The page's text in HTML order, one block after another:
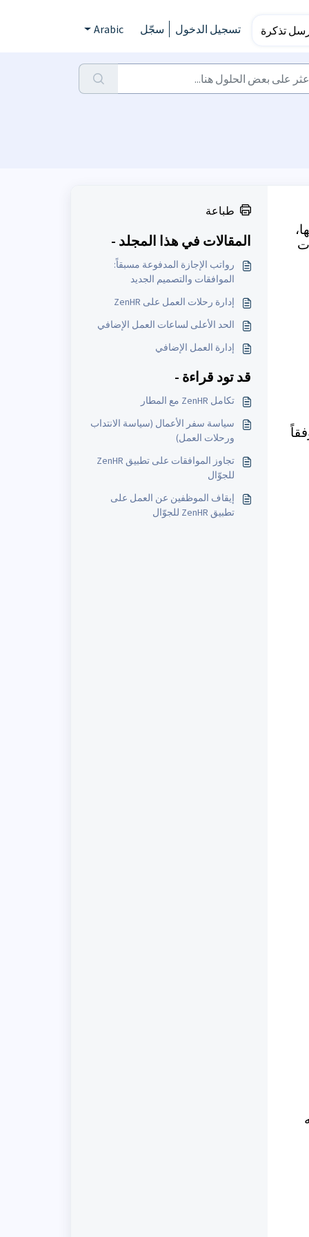
تذكرة تسجيل الدخول سجّل Arabic
طباعة
المقالات في هذا المجلد -
رواتب الإجازة المدفوعة مسبقاً:
الموافقات والتصميم الجديد
إدارة رحلات العمل على ZenHR
الحد الأعلى لساعات العمل الإضافي
إدارة العمل الإضافي
قد تود قراءة -
تكامل ZenHR مع المطار
سياسة سفر الأعمال (سياسة الانتداب
ورحلات العمل)
تجاوز الموافقات على تطبيق ZenHR
للجوّال
إيقاف الموظفين عن العمل على
تطبيق ZenHR للجوّال